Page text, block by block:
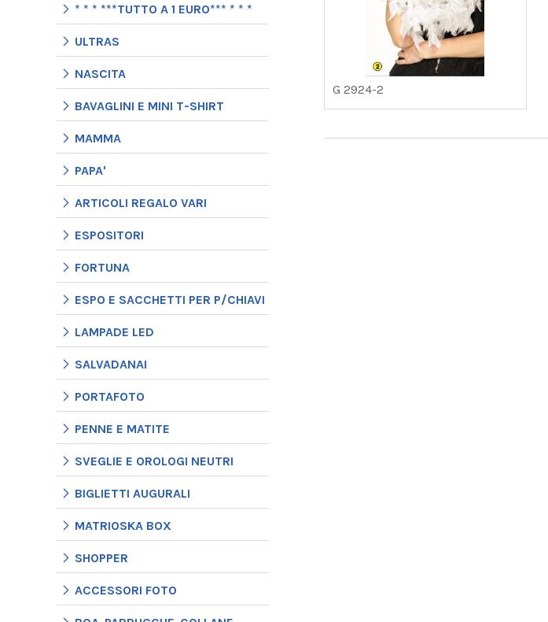
* * * ***TUTTO A 1 EURO*** * * *
ULTRAS
NASCITA
BAVAGLINI E MINI T-SHIRT
MAMMA
PAPA'
ARTICOLI REGALO VARI
ESPOSITORI
FORTUNA
ESPO E SACCHETTI PER P/CHIAVI
LAMPADE LED
SALVADANAI
PORTAFOTO
PENNE E MATITE
SVEGLIE E OROLOGI NEUTRI
BIGLIETTI AUGURALI
MATRIOSKA BOX
SHOPPER
ACCESSORI FOTO
G 2924-2